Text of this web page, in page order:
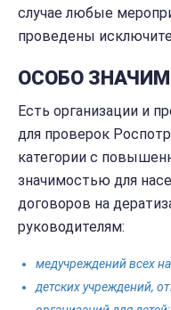
случае любые
проведены
ОСОБО
Есть организации и
для проверок
категории с
значимостью для
договоров на
руководителям:
медучреждений всех
детских учреждений,